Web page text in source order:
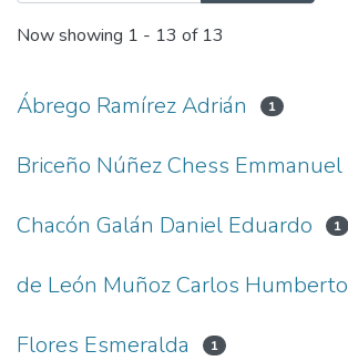
Now showing 1 - 13 of 13
Ábrego Ramírez Adrián 1
Briceño Núñez Chess Emmanuel
Chacón Galán Daniel Eduardo 1
de León Muñoz Carlos Humberto
Flores Esmeralda 1